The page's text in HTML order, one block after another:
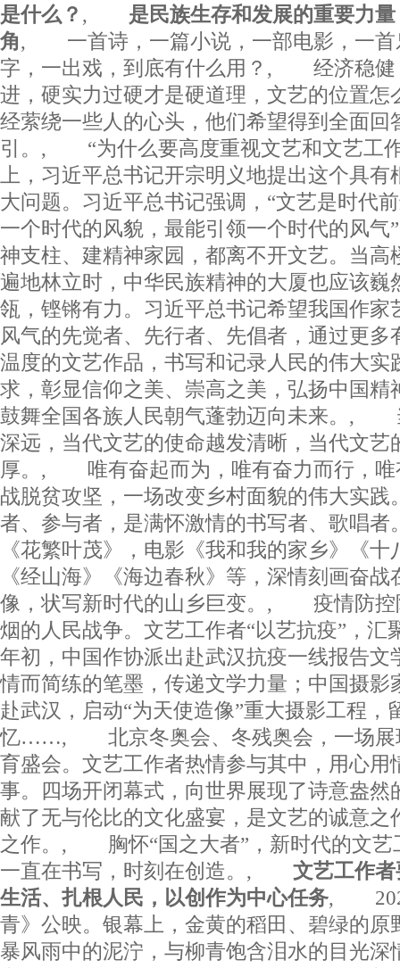
是什么？ , 是民族生存和发展的重要力
角, 一首诗，一篇小说，一部电影，一首
字，一出戏，到底有什么用？, 经济稳健
进，硬实力过硬才是硬道理，文艺的位置怎
经萦绕一些人的心头，他们希望得到全面回
引。, “为什么要高度重视文艺和文艺工
上，习近平总书记开宗明义地提出这个具
大问题。习近平总书记强调，“文艺是时代
一个时代的风貌，最能引领一个时代的风气
神支柱、建精神家园，都离不开文艺。当高
遍地林立时，中华民族精神的大厦也应该
瓴，铿锵有力。习近平总书记希望我国作家
风气的先觉者、先行者、先倡者，通过更多
温度的文艺作品，书写和记录人民的伟大实
求，彰显信仰之美、崇高之美，弘扬中国精
鼓舞全国各族人民朝气蓬勃迈向未来。,
深远，当代文艺的使命越发清晰，当代文艺
厚。, 唯有奋起而为，唯有奋力而行，
战脱贫攻坚，一场改变乡村面貌的伟大实践
者、参与者，是满怀激情的书写者、歌唱者
《花繁叶茂》，电影《我和我的家乡》《
《经山海》《海边春秋》等，深情刻画奋
像，状写新时代的山乡巨变。, 疫情防控
烟的人民战争。文艺工作者“以艺抗疫”，汇
年初，中国作协派出赴武汉抗疫一线报告文
情而简练的笔墨，传递文学力量；中国摄影
赴武汉，启动“为天使造像”重大摄影工程，
忆……, 北京冬奥会、冬残奥会，一场展
育盛会。文艺工作者热情参与其中，用心用
事。四场开闭幕式，向世界展现了诗意盎然
献了无与伦比的文化盛宴，是文艺的诚意之
之作。, 胸怀“国之大者”，新时代的文艺
一直在书写，时刻在创造。, 文艺工作
生活、扎根人民，以创作为中心任务,
青》公映。银幕上，金黄的稻田、碧绿的原
暴风雨中的泥泞，与柳青饱含泪水的目光深